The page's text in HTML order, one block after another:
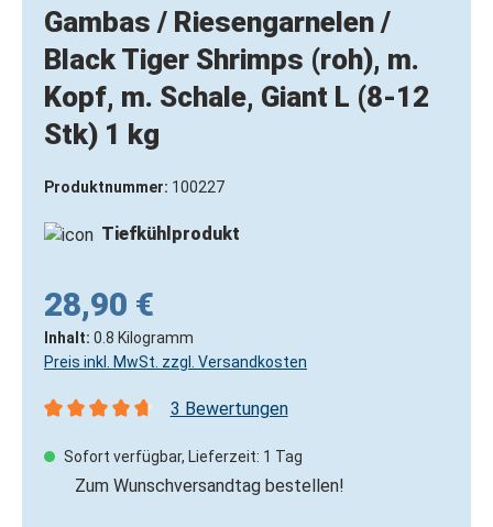
Gambas / Riesengarnelen /
Black Tiger Shrimps (roh), m.
Kopf, m. Schale, Giant L (8-12
Stk) 1 kg
Produktnummer: 100227
Tiefkühlprodukt
28,90 €
Inhalt: 0.8 Kilogramm
Preis inkl. MwSt. zzgl. Versandkosten
3 Bewertungen
Sofort verfügbar, Lieferzeit: 1 Tag
Zum Wunschversandtag bestellen!